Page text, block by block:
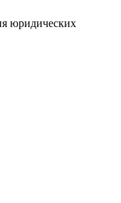
юридических